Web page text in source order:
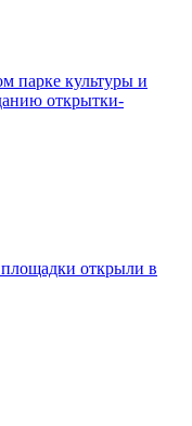
парке культуры и
открытки-
открыли в